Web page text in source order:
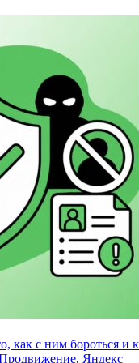
как с ним бороться и
, Яндекс